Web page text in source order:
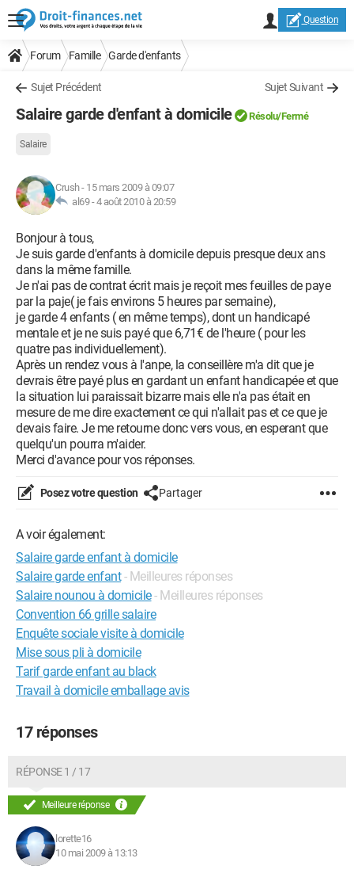
Question
Forum Famille Garde d'enfants
Sujet Précédent Sujet Suivant
Salaire garde d'enfant à domicile Résolu/Fermé
Salaire
Crush- 15 mars 2009 à 09:07
al69 -4 août 2010 à 20:59
Bonjour à tous,
Je suis garde d'enfants à domicile depuis presque deux ans
dans la même famille.
Je n'ai pas de contrat écrit mais je reçoit mes feuilles de paye
par la paje( je fais environs 5 heures par semaine),
je garde 4 enfants ( en même temps), dont un handicapé
mentale et je ne suis payé que 6,71€ de l'heure ( pour les
quatre pas individuellement).
Après un rendez vous à l'anpe, la conseillère m'a dit que je
devrais être payé plus en gardant un enfant handicapée et que
la situation lui paraissait bizarre mais elle n'a pas était en
mesure de me dire exactement ce qui n'allait pas et ce que je
devais faire. Je me retourne donc vers vous, en esperant que
quelqu'un pourra m'aider.
Merci d'avance pour vos réponses.
Posez votre question Partager
A voir également:
Salaire garde enfant à domicile
Salaire garde enfant - Meilleures réponses
Salaire nounou à domicile- Meilleures réponses
Convention 66 grille salaire
Enquête sociale visite à domicile
Mise sous pli à domicile
Tarif garde enfant au black
Travail à domicile emballage avis
17 réponses
RÉPONSE 1 / 17
Meilleure réponse
lorette16
10 mai 2009 à 13:13